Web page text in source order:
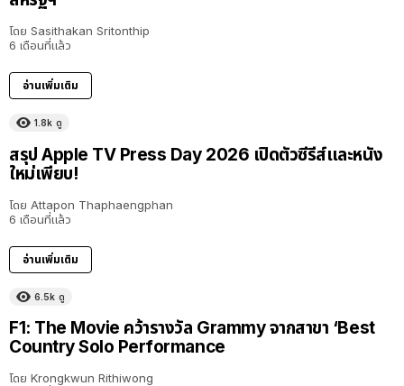
โดย Sasithakan Sritonthip
6 เดือนที่แล้ว
อ่านเพิ่มเติม
1.8k ดู
สรุป Apple TV Press Day 2026 เปิดตัวซีรีส์และหนัง
ใหม่เพียบ!
โดย Attapon Thaphaengphan
6 เดือนที่แล้ว
อ่านเพิ่มเติม
6.5k ดู
F1: The Movie คว้ารางวัล Grammy จากสาขา ‘Best
Country Solo Performance
โดย Krongkwun Rithiwong